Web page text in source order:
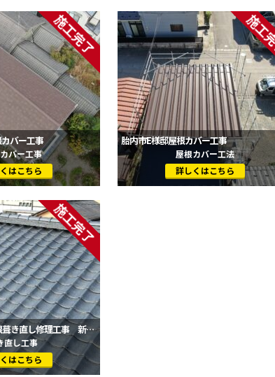
バー工事
バー工事
はこちら
胎内市E様邸屋根カバー工事
屋根カバー工法
詳しくはこちら
胎内市N様邸 屋根葺き直し修理工事 新発田市・村上市・胎内市地域密着の屋根リフォーム専門店
直し工事
はこちら